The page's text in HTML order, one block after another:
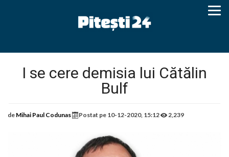
I se cere demisia lui Cătălin
Bulf
de Mihai Paul Codunas Postat pe 10-12-2020, 15:12 2,239